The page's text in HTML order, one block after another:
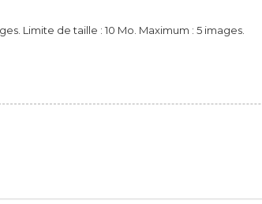
Limite de taille : 10 Mo. Maximum : 5 images.